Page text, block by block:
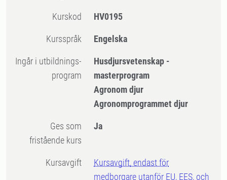
Kurskod HV0195
Kursspråk Engelska
Ingår i utbildnings-
program
Husdjursvetenskap -
masterprogram
Agronom djur
Agronomprogrammet djur
Ges som
fristående kurs
Ja
Kursavgift
Kursavgift, endast för
medborgare utanför EU, EES, och